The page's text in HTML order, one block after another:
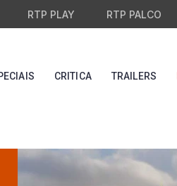
RTP PLAY RTP PALCO
CRITICA TRAILERS